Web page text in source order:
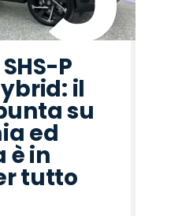
P
il
su
ed
è in
tutto